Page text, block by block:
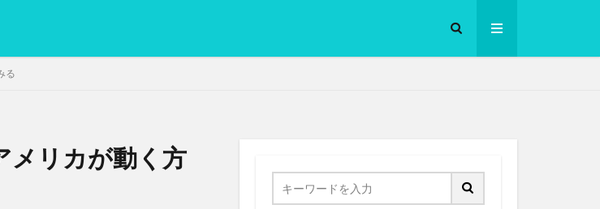
る
メリカが動く方
レーシア動画 ヨーグルト
低温調理・スロークッカー